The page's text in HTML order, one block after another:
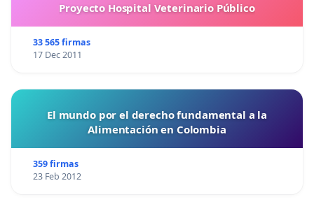
Proyecto Hospital Veterinario Público
33 565 firmas
17 Dec 2011
El mundo por el derecho fundamental a la
Alimentación en Colombia
359 firmas
23 Feb 2012